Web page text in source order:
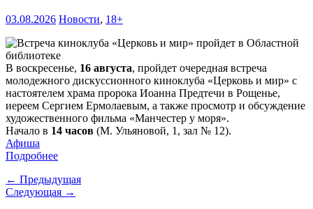
03.08.2026 Новости, 18+
В воскресенье, 16 августа, пройдет очередная встреча
молодежного дискуссионного киноклуба «Церковь и мир» с
настоятелем храма пророка Иоанна Предтечи в Рощенье,
иереем Сергием Ермолаевым, а также просмотр и обсуждение
художественного фильма «Манчестер у моря».
Начало в 14 часов (М. Ульяновой, 1, зал № 12).
Афиша
Подробнее
← Предыдущая
Следующая →